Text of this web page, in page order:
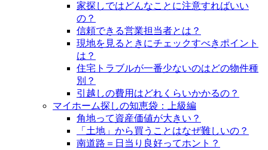
家探しではどんなことに注意すればいい
の？
信頼できる営業担当者とは？
現地を見るときにチェックすべきポイント
は？
住宅トラブルが一番少ないのはどの物件種
別？
引越しの費用はどれくらいかかるの？
マイホーム探しの知恵袋：上級編
角地って資産価値が大きい？
「土地」から買うことはなぜ難しいの？
南道路＝日当り良好ってホント？